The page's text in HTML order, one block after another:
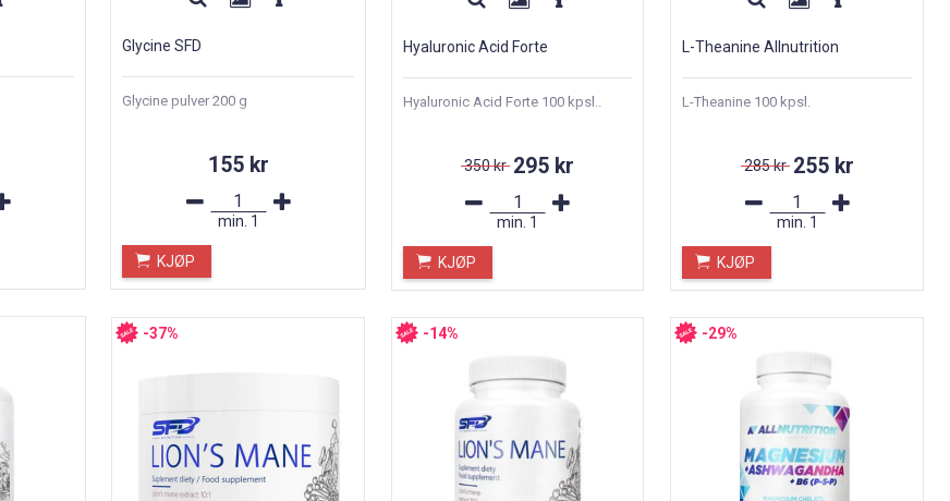
Glycine SFD
Glycine pulver 200 g
155 kr
min. 1
KJØP
Hyaluronic Acid Forte
Hyaluronic Acid Forte 100 kpsl..
350 kr 295 kr
min. 1
KJØP
L-Theanine Allnutrition
L-Theanine 100 kpsl.
285 kr 255 kr
min. 1
KJØP
-37% -14% -29%